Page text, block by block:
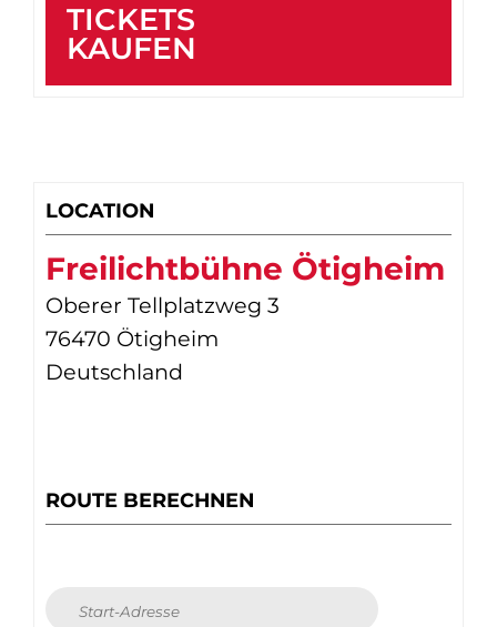
TICKETS
KAUFEN
LOCATION
Freilichtbühne Ötigheim
Oberer Tellplatzweg 3
76470 Ötigheim
Deutschland
ROUTE BERECHNEN